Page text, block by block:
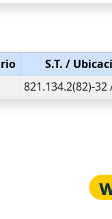
S.T. /
821.134.2(82)-32